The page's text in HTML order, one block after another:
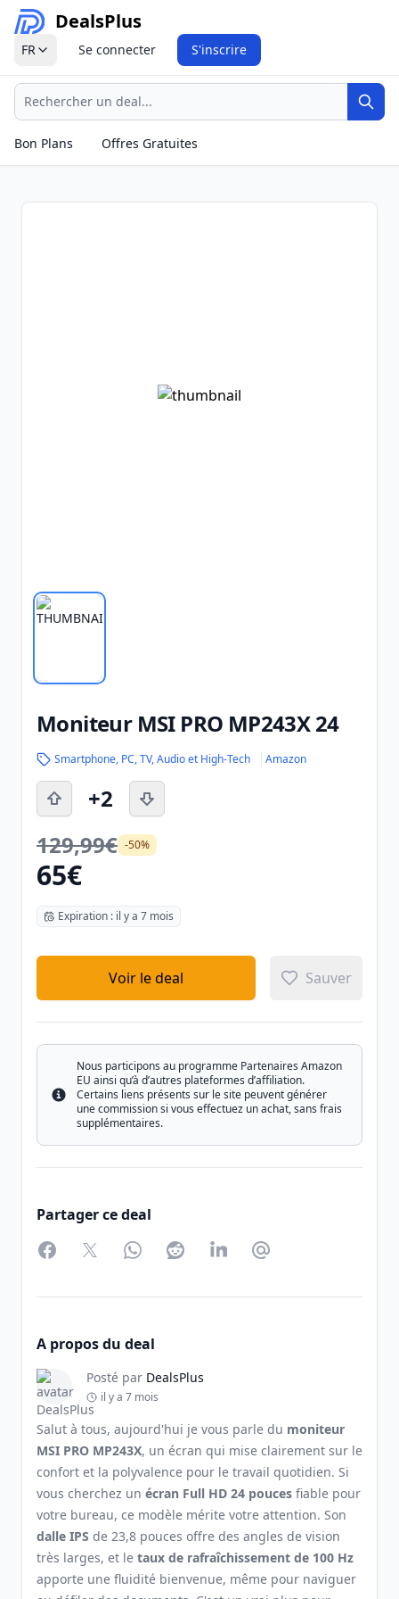
DealsPlus
FR Se connecter S'inscrire
Recherche
Bon Plans
Offres Gratuites
Moniteur MSI PRO MP243X 24
Smartphone, PC, TV, Audio et High-Tech Amazon
+2
129,99€ -50%
65€
Expiration : il y a 7 mois
Voir le deal Sauver
Info
Nous participons au programme Partenaires Amazon
EU ainsi qu’à d’autres plateformes d’affiliation.
Certains liens présents sur le site peuvent générer
une commission si vous effectuez un achat, sans frais
supplémentaires.
Partager ce deal
FacebookTwitterWhatsAppRedditLinkedInPartager par Email
A propos du deal
Posté par DealsPlus
il y a 7 mois
Salut à tous, aujourd'hui je vous parle du moniteur
MSI PRO MP243X, un écran qui mise clairement sur le
confort et la polyvalence pour le travail quotidien. Si
vous cherchez un écran Full HD 24 pouces fiable pour
votre bureau, ce modèle mérite votre attention. Son
dalle IPS de 23,8 pouces offre des angles de vision
très larges, et le taux de rafraîchissement de 100 Hz
apporte une fluidité bienvenue, même pour naviguer